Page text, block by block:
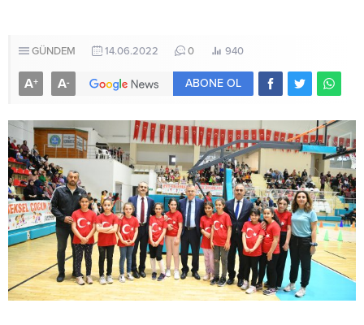
GÜNDEM 14.06.2022 0 940
A+ A- ABONE OL